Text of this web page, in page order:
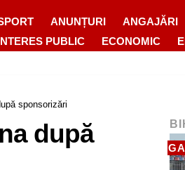
ANUNȚURI ANGAJĂRI
PUBLIC ECONOMIC
sponsorizări
după